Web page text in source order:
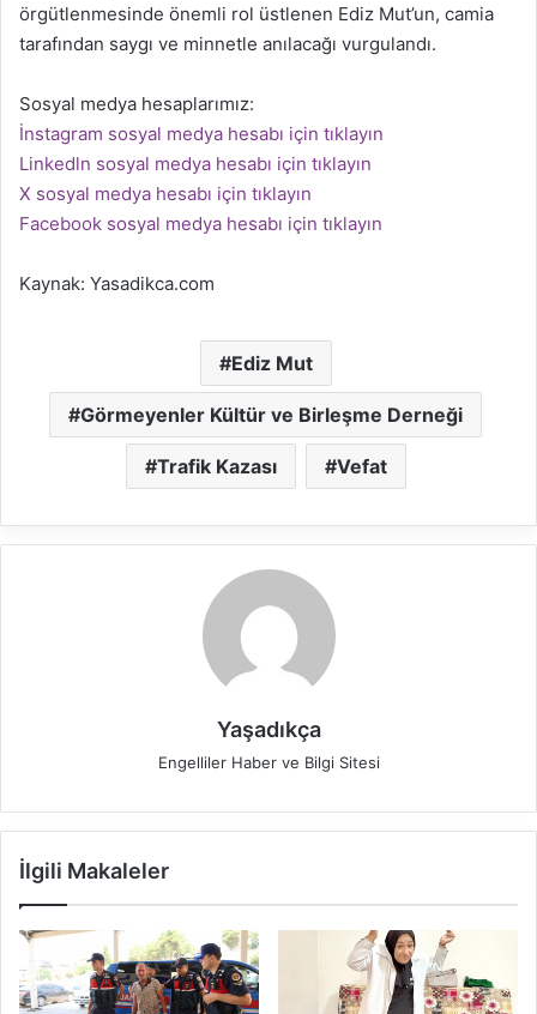
örgütlenmesinde önemli rol üstlenen Ediz Mut’un, camia
tarafından saygı ve minnetle anılacağı vurgulandı.
Sosyal medya hesaplarımız:
İnstagram sosyal medya hesabı için tıklayın
Linkedln sosyal medya hesabı için tıklayın
X sosyal medya hesabı için tıklayın
Facebook sosyal medya hesabı için tıklayın
Kaynak: Yasadikca.com
Ediz Mut
Görmeyenler Kültür ve Birleşme Derneği
Trafik Kazası Vefat
Yaşadıkça
Engelliler Haber ve Bilgi Sitesi
İlgili Makaleler